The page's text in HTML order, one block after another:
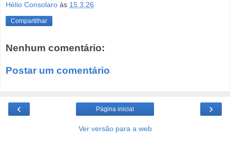
Hélio Consolaro às 15.3.26
Compartilhar
Nenhum comentário:
Postar um comentário
‹ ›
Página inicial
Ver versão para a web